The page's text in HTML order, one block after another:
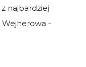
najbardziej
Wejherowa -